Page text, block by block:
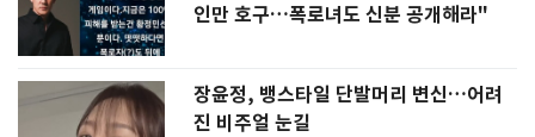
인만 호구…폭로녀도 신분 공개해라"
장윤정, 뱅스타일 단발머리 변신…어려
진 비주얼 눈길